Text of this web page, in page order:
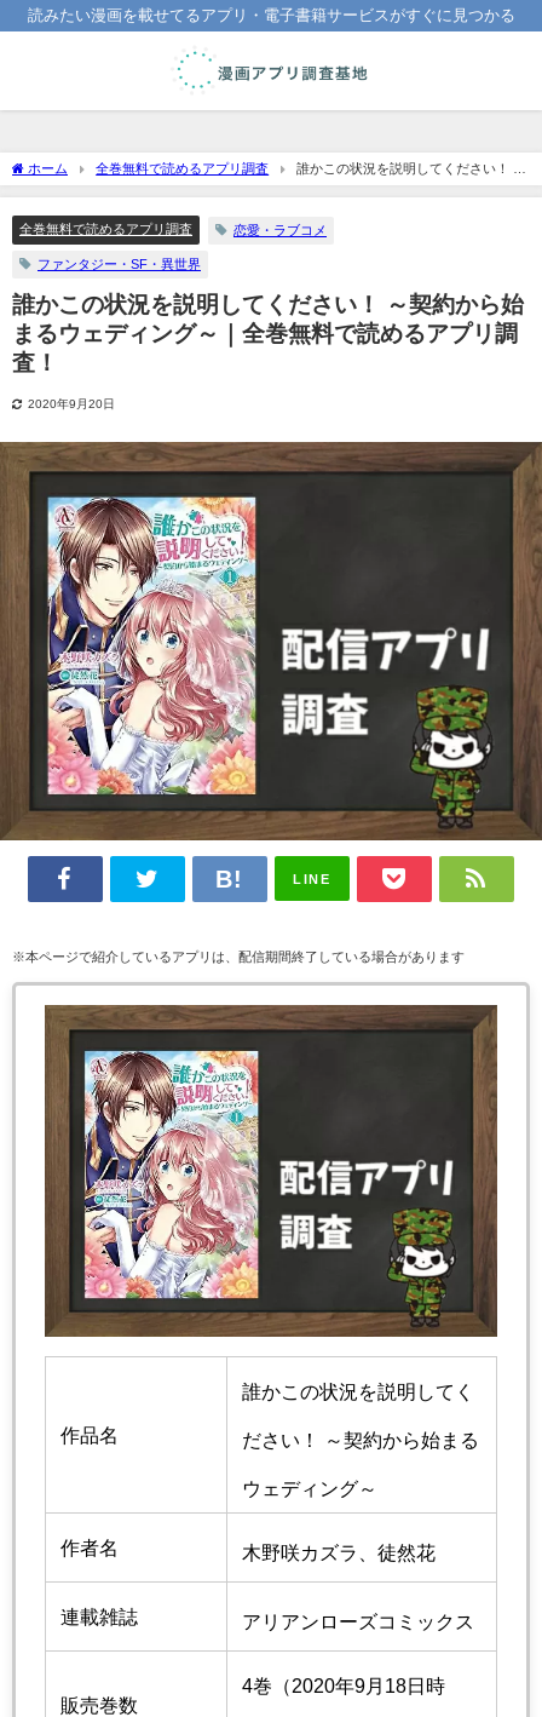
読みたい漫画を載せてるアプリ・電子書籍サービスがすぐに見つかる
ホーム 全巻無料で読めるアプリ調査
誰かこの状況を説明してください！ ～
契約から始まるウェディング～｜全巻無料で読めるアプリ調査！
全巻無料で読めるアプリ調査 恋愛・ラブコメ
ファンタジー・SF・異世界
誰かこの状況を説明してください！ ～契約から始
まるウェディング～｜全巻無料で読めるアプリ調
査！
2020年9月20日
LINE
※本ページで紹介しているアプリは、配信期間終了している場合があります
作品名
誰かこの状況を説明してく
ださい！ ～契約から始まる
ウェディング～
作者名 木野咲カズラ 、徒然花
連載雑誌 アリアンローズコミックス
販売巻数
4巻（2020年9月18日時